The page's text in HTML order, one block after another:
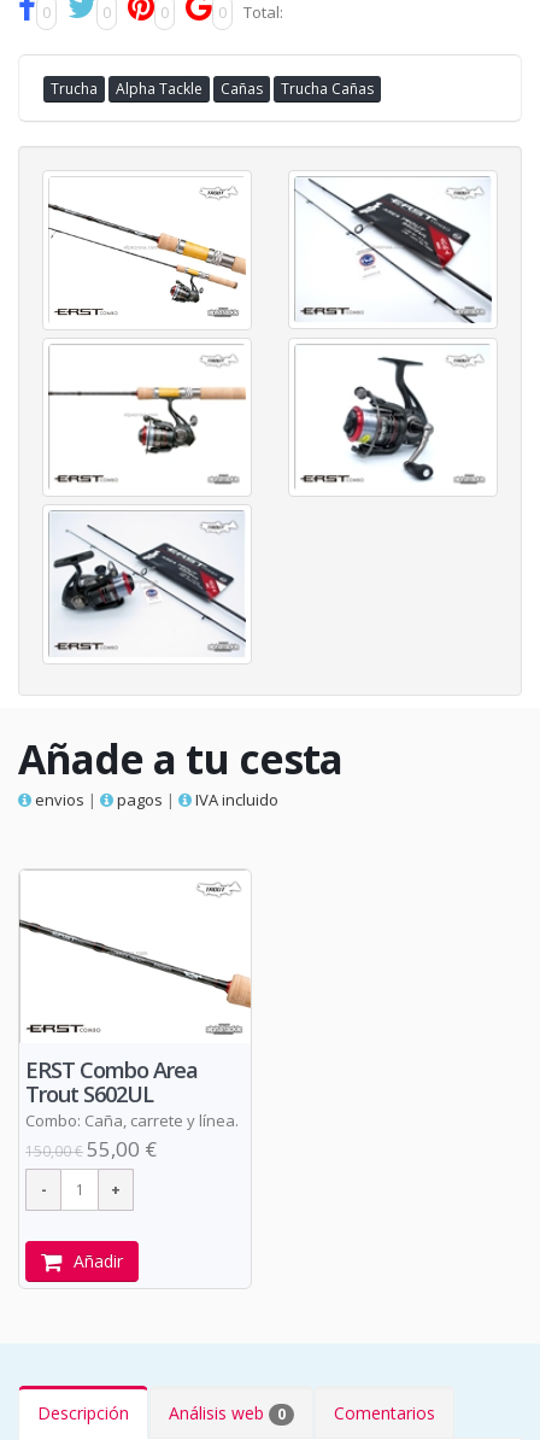
0 0 0 0 Total:
Trucha Alpha Tackle Cañas Trucha Cañas
Añade a tu cesta
envios | pagos | IVA incluido
ERST Combo Area
Trout S602UL
Combo: Caña, carrete y línea.
150,00 €55,00 €
Añadir
Descripción Análisis web 0 Comentarios